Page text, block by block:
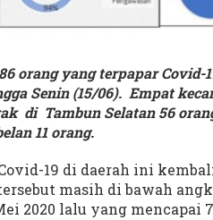
orang yang terpapar Covid-
Senin (15/06). Empat
di Tambun Selatan 56
11 orang.
19 di daerah ini
masih di bawah
2020 lalu yang mencapai